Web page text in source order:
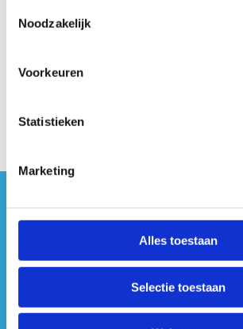
Noodzakelijk
Voorkeuren
Statistieken
Marketing
Alles toestaan
Selectie toestaan
Geen fiches gevonden.
ook op sociale